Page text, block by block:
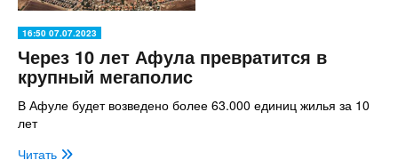
16:50 07.07.2023
Через 10 лет Афула превратится в
крупный мегаполис
В Афуле будет возведено более 63.000 единиц жилья за 10
лет
Читать